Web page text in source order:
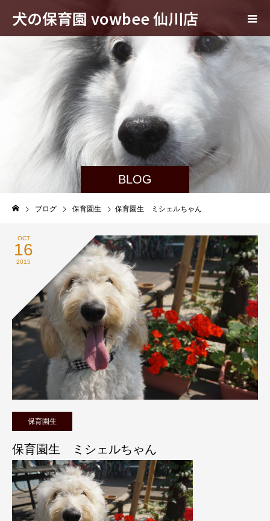
犬の保育園 vowbee 仙川店
BLOG
ブログ 保育園生 保育園生 ミシェルちゃん
OCT
16
2015
保育園生
保育園生 ミシェルちゃん